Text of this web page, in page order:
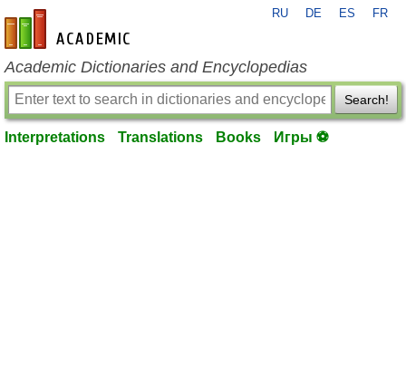
en-academic.com
RU DE ES FR
Academic Dictionaries and Encyclopedias
Search!
Interpretations Translations Books Игры ⚽